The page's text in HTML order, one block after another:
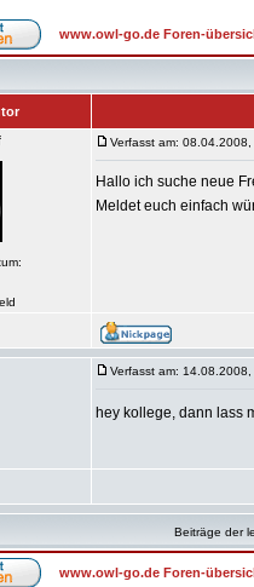
www.owl-go.de Foren-
Verfasst am:
Hallo ich suche neue
Meldet euch einfach
Verfasst am:
hey kollege, dann lass
Beiträge der
www.owl-go.de Foren-